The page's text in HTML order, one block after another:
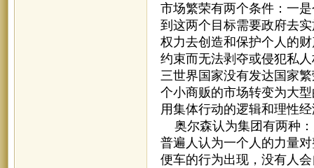
市场繁荣有两个条件：一
到这两个目标需要政府去
权力去创造和保护个人的
约束而无法剥夺或侵犯私
三世界国家没有发达国家
个小商贩的市场转变为大
用集体行动的逻辑和理性
奥尔森认为集团有两种：
普遍人认为一个人的力量
便车的行为出现，没有人